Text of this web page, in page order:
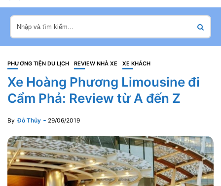
PHƯƠNG TIỆN DU LỊCH REVIEW NHÀ XE XE KHÁCH
Xe Hoàng Phương Limousine đi
Cẩm Phả: Review từ A đến Z
By Đỗ Thủy 29/06/2019